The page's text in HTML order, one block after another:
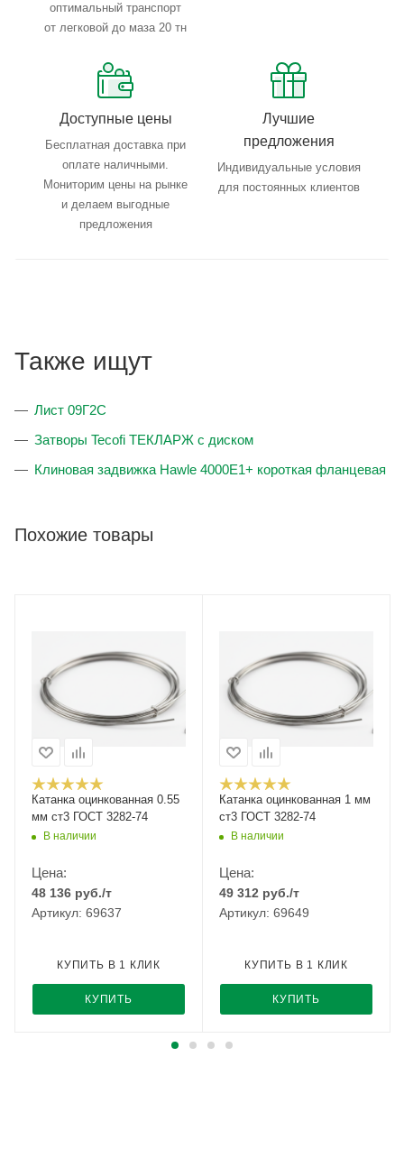
оптимальный транспорт
от легковой до маза 20 тн
Доступные цены
Бесплатная доставка при
оплате наличными.
Мониторим цены на рынке
и делаем выгодные
предложения
Лучшие
предложения
Индивидуальные условия
для постоянных клиентов
Также ищут
Лист 09Г2С
Затворы Tecofi ТЕКЛАРЖ с диском
Клиновая задвижка Hawle 4000E1+ короткая фланцевая
Похожие товары
Катанка оцинкованная 0.55
мм ст3 ГОСТ 3282-74
В наличии
Цена:
48 136 руб./т
Артикул: 69637
КУПИТЬ
КУПИТЬ В 1 КЛИК
Катанка оцинкованная 1 мм
ст3 ГОСТ 3282-74
В наличии
Цена:
49 312 руб./т
Артикул: 69649
КУПИТЬ
КУПИТЬ В 1 КЛИК